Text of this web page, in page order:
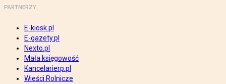
PARTNERZY
E-kiosk.pl
E-gazety.pl
Nexto.pl
Mała księgowość
Kancelarierp.pl
Wieści Rolnicze